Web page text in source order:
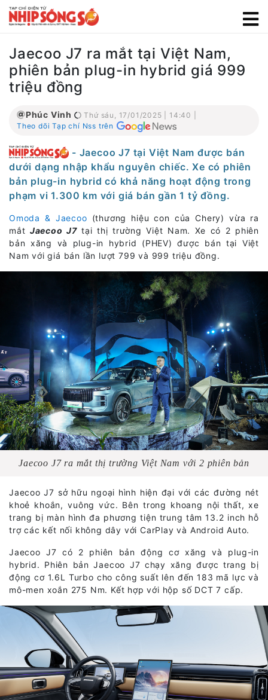
Jaecoo J7 ra mắt tại Việt Nam,
phiên bản plug-in hybrid giá 999
triệu đồng
Phúc Vinh
Thứ sáu, 17/01/2025 | 14:40 |
Theo dõi Tạp chí Nss trên
- Jaecoo J7 tại Việt Nam được bán
dưới dạng nhập khẩu nguyên chiếc. Xe có phiên
bản plug-in hybrid có khả năng hoạt động trong
phạm vi 1.300 km với giá bán gần 1 tỷ đồng.
Omoda & Jaecoo (thương hiệu con của Chery) vừa ra
mắt Jaecoo J7tại thị trường Việt Nam. Xe có 2 phiên
bản xăng và plug-in hybrid (PHEV) được bán tại Việt
Nam với giá bán lần lượt 799 và 999 triệu đồng.
Jaecoo J7 ra mắt thị trường Việt Nam với 2 phiên bản
Jaecoo J7 sở hữu ngoại hình hiện đại với các đường nét
khoẻ khoắn, vuông vức. Bên trong khoang nội thất, xe
trang bị màn hình đa phương tiện trung tâm 13.2 inch hỗ
trợ các kết nối không dây với CarPlay và Android Auto.
Jaecoo J7 có 2 phiên bản động cơ xăng và plug-in
hybrid. Phiên bản Jaecoo J7 chạy xăng được trang bị
động cơ 1.6L Turbo cho công suất lên đến 183 mã lực và
mô-men xoắn 275 Nm. Kết hợp với hộp số DCT 7 cấp.